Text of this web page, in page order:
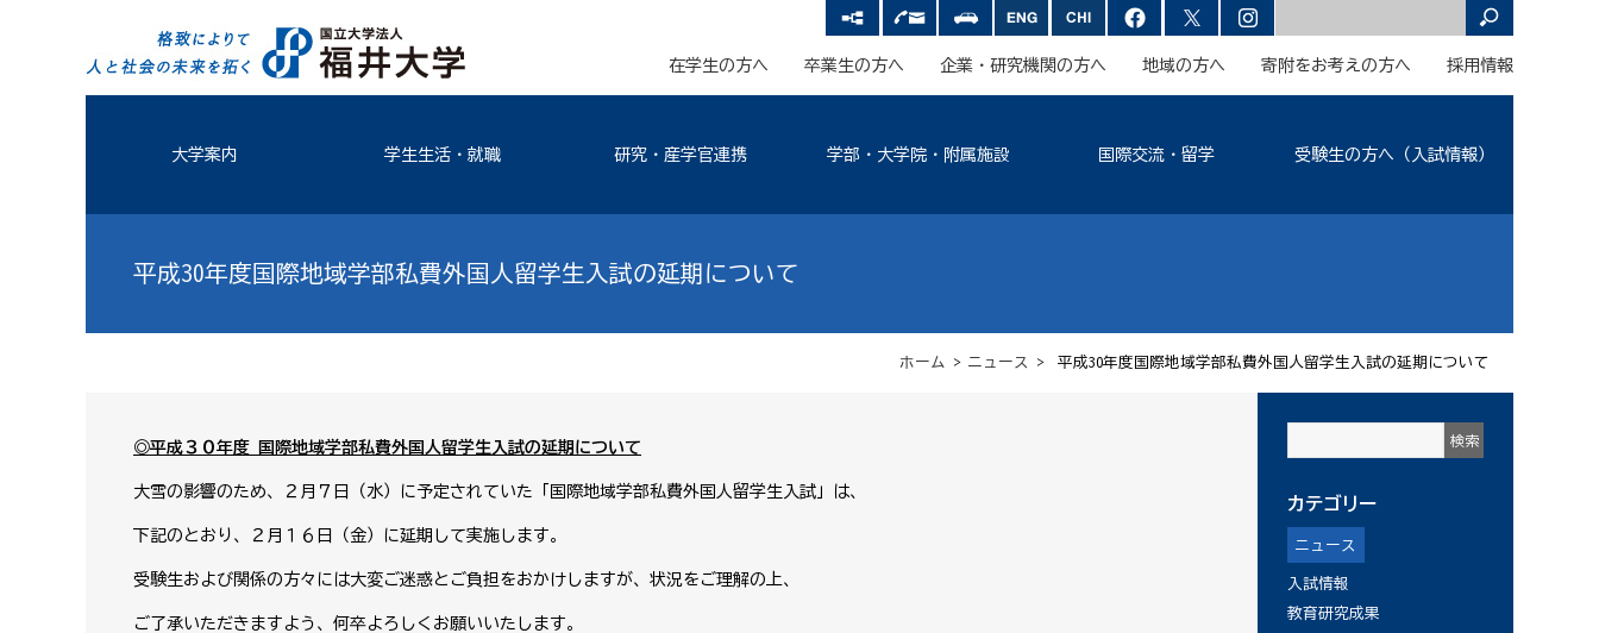
在学生の方へ 卒業生の方へ 企業・研究機関の方へ 地域の方へ 寄附をお考えの方へ 採用情報
大学案内 学生生活・就職 研究・産学官連携 学部・大学院・附属施設 国際交流・留学 受験生の方へ（入試情報）
平成30年度国際地域学部私費外国人留学生入試の延期について
ホーム > ニュース > 平成30年度国際地域学部私費外国人留学生入試の延期について
◎平成３０年度 国際地域学部私費外国人留学生入試の延期について
大雪の影響のため、２月７日（水）に予定されていた「国際地域学部私費外国人留学生入試」は、
下記のとおり、２月１６日（金）に延期して実施します。
受験生および関係の方々には大変ご迷惑とご負担をおかけしますが、状況をご理解の上、
ご了承いただきますよう、何卒よろしくお願いいたします。
カテゴリー
ニュース
入試情報
教育研究成果